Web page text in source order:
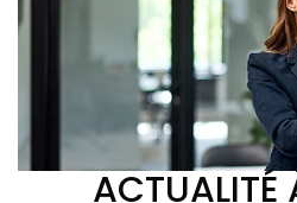
ACTUALITÉ